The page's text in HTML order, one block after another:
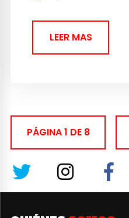
LEER MAS
PÁGINA 1 DE 8